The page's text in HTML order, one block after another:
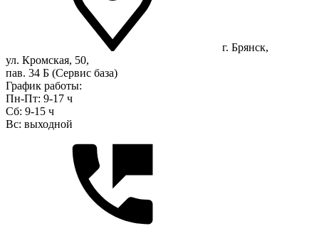
г. Брянск,
ул. Кромская, 50,
пав. 34 Б (Сервис база)
График работы:
Пн-Пт: 9-17 ч
Сб: 9-15 ч
Вс: выходной